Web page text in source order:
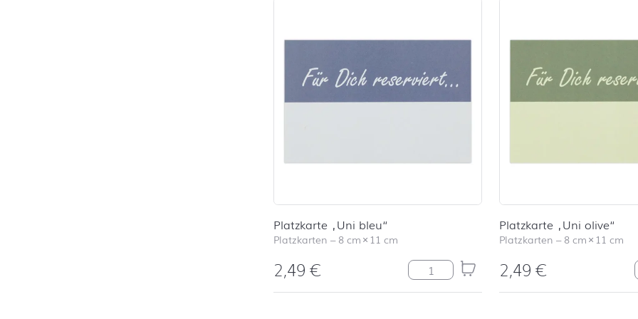
Platzkarte „Uni bleu“
Platzkarten –8 cm× 11 cm
2,49€ Platzkarte "Uni bleu" Menge
Platzkarte „Uni olive“
Platzkarten –8 cm× 11 cm
2,49€